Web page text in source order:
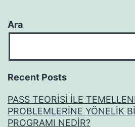
Ara
Recent Posts
PASS TEORİSİ İLE
PROBLEMLERİNE YÖNELİK
PROGRAMI NEDİR?